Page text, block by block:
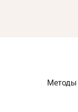
Методы